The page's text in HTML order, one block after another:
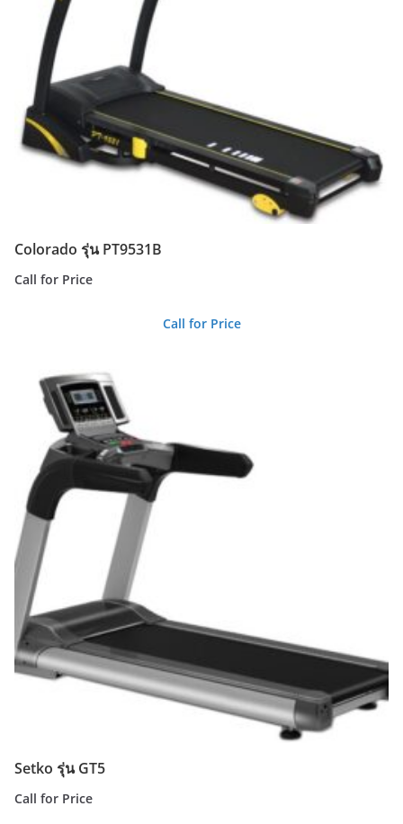
Colorado รุ่น PT9531B
Call for Price
Call for Price
Setko รุ่น GT5
Call for Price